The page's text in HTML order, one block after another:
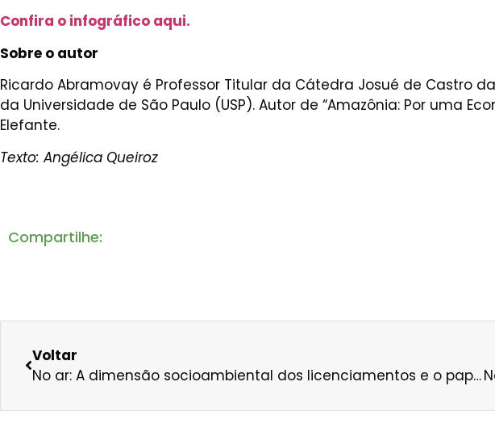
Confira o infográfico aqui.
Sobre o autor
Ricardo Abramovay é Professor Titular da Cátedra Josué de Castro
da Universidade de São Paulo (USP). Autor de “Amazônia: Por uma
Elefante.
Texto: Angélica Queiroz
Compartilhe:
Voltar
No ar: A dimensão socioambiental dos licenciamentos e o papel do IBAMA, com Rodrigo Agostinho